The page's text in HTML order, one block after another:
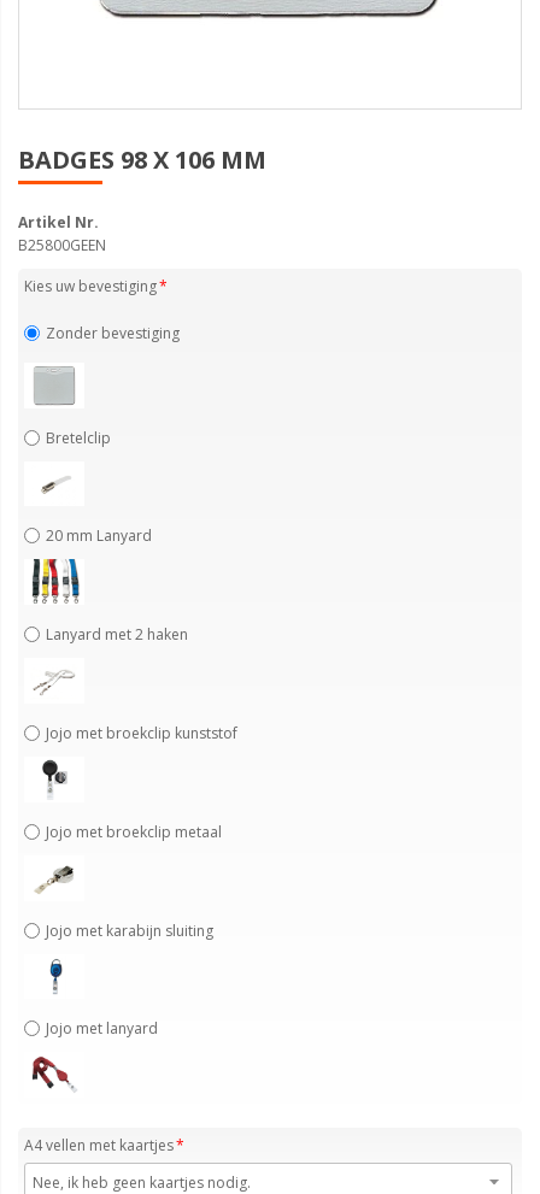
BADGES 98 X 106 MM
Artikel Nr.
B25800GEEN
Kies uw bevestiging
Zonder bevestiging
Bretelclip
20 mm Lanyard
Lanyard met 2 haken
Jojo met broekclip kunststof
Jojo met broekclip metaal
Jojo met karabijn sluiting
Jojo met lanyard
A4 vellen met kaartjes